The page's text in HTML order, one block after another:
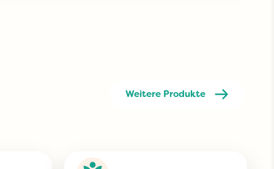
Weitere Produkte